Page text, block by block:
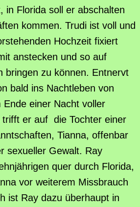
in Florida soll er abschalten
kommen. Trudi ist voll und
Hochzeit fixiert
anstecken und so auf
bringen zu können. Entnervt
bald ins Nachtleben von
Ende einer Nacht voller
trifft er auf die Tochter einer
Tianna, offenbar
sexueller Gewalt. Ray
quer durch Florida,
vor weiterem Missbrauch
ist Ray dazu überhaupt in